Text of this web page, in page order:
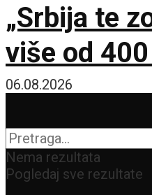
„Srbija te
više od
17 zemalja
06.08.2026
Nema rezultata
Pogledaj sve rezultate